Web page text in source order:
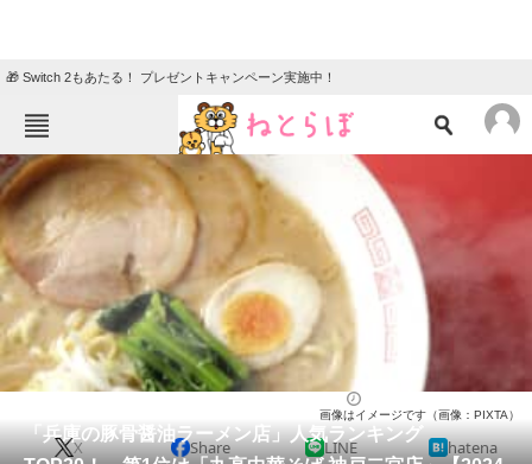
🎁 Switch 2もあたる！ プレゼントキャンペーン実施中！
ねとらぼメニュー
TOP ニュース
エンタメ
グルメ 地域
住まい 教育・育児
動物 リサーチ
会員記事
「兵庫の豚骨醤油ラーメン店」人気ランキング
画像はイメージです（画像：PIXTA）
X Share LINE hatena